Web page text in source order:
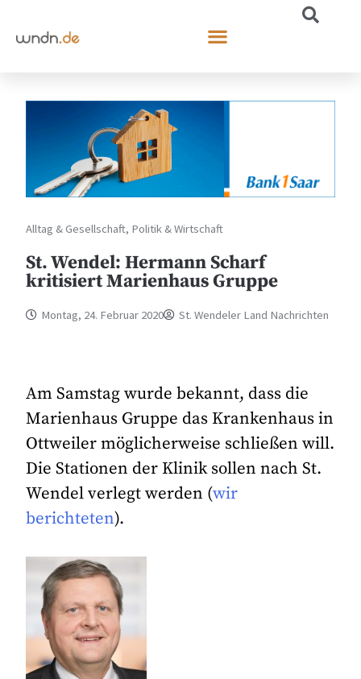
Alltag & Gesellschaft, Politik & Wirtschaft
St. Wendel: Hermann Scharf
kritisiert Marienhaus Gruppe
Montag, 24. Februar 2020 St. Wendeler Land Nachrichten
Am Samstag wurde bekannt, dass die
Marienhaus Gruppe das Krankenhaus in
Ottweiler möglicherweise schließen will.
Die Stationen der Klinik sollen nach St.
Wendel verlegt werden (wir
berichteten).